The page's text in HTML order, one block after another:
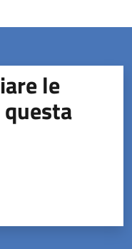
le